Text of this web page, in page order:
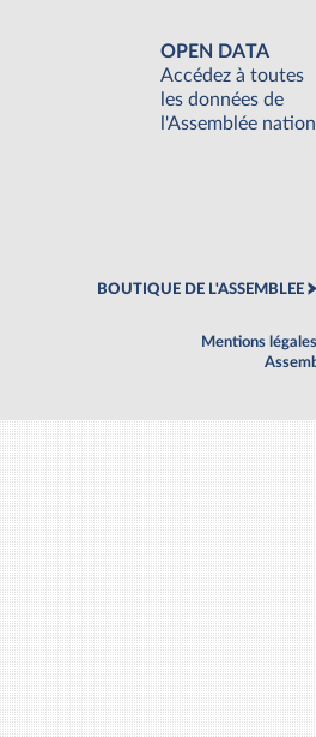
OPEN DATA
Accédez à toutes
les données de
l'Assemblée
BOUTIQUE DE L'ASSEMBLEE
Mentions légales